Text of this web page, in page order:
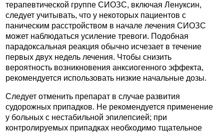
терапевтической группе СИОЗС, включая Ленуксин,
следует учитывать, что у некоторых пациентов с
паническим расстройством в начале лечения СИОЗС
может наблюдаться усиление тревоги. Подобная
парадоксальная реакция обычно исчезает в течение
первых двух недель лечения. Чтобы снизить
вероятность возникновения анксиогенного эффекта,
рекомендуется использовать низкие начальные дозы.
Следует отменить препарат в случае развития
судорожных припадков. Не рекомендуется применение
у больных с нестабильной эпилепсией; при
контролируемых припадках необходимо тщательное